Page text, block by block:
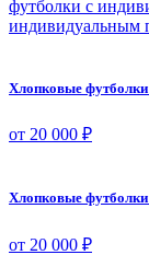
футболки с
индивидуальным
Хлопковые
от 20 000 ₽
Хлопковые
от 20 000 ₽